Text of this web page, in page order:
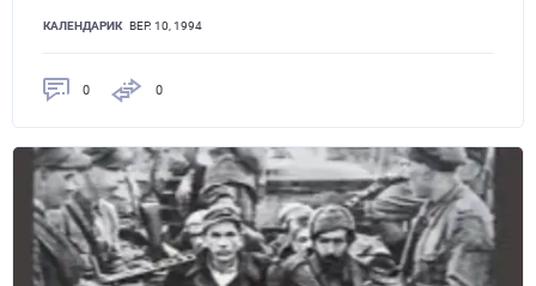
КАЛЕНДАРИК ВЕР. 10, 1994
0 0